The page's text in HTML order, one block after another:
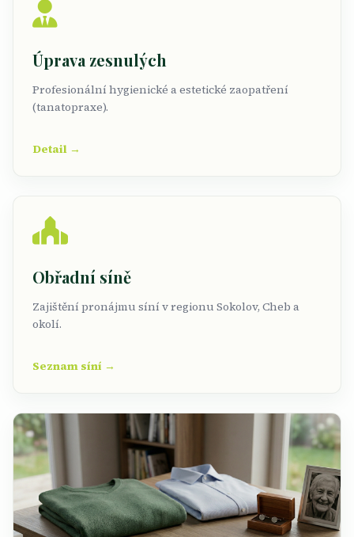
Úprava zesnulých
Profesionální hygienické a estetické zaopatření
(tanatopraxe).
Detail →
Obřadní síně
Zajištění pronájmu síní v regionu Sokolov, Cheb a
okolí.
Seznam síní →